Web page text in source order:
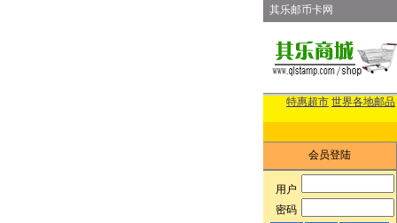
其乐邮币卡网
特惠超市 世界各地邮品
会员登陆
用户:
密码: